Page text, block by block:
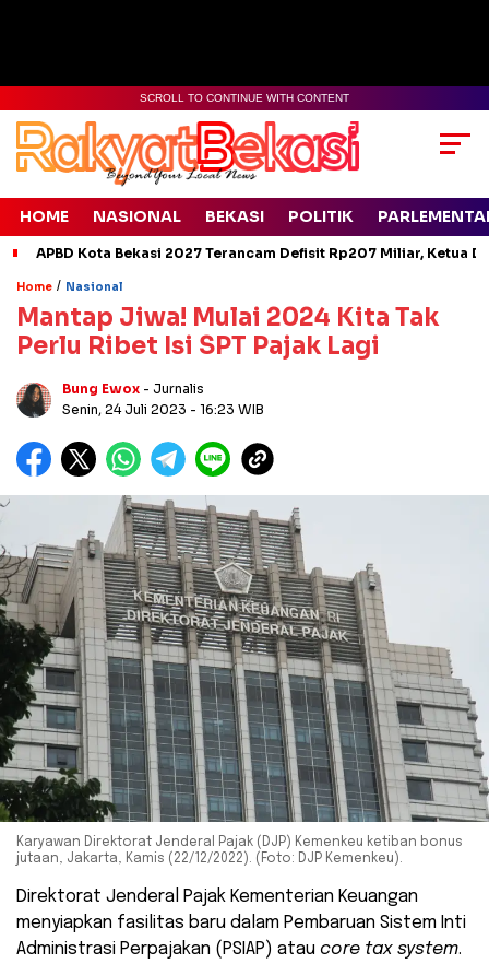
SCROLL TO CONTINUE WITH CONTENT
HOME NASIONAL BEKASI POLITIK
APBD Kota Bekasi 2027 Terancam Defisit Rp207 Miliar, Ketua
Home / Nasional
Mantap Jiwa! Mulai 2024 Kita Tak
Perlu Ribet Isi SPT Pajak Lagi
Bung Ewox - Jurnalis
Senin, 24 Juli 2023 - 16:23 WIB
Karyawan Direktorat Jenderal Pajak (DJP) Kemenkeu ketiban bonus
jutaan, Jakarta, Kamis (22/12/2022). (Foto: DJP Kemenkeu).
Direktorat Jenderal Pajak Kementerian Keuangan
menyiapkan fasilitas baru dalam Pembaruan Sistem Inti
Administrasi Perpajakan (PSIAP) atau core tax system.